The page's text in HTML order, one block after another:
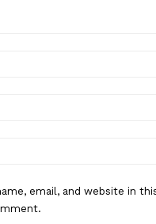
80/90
email, and website in